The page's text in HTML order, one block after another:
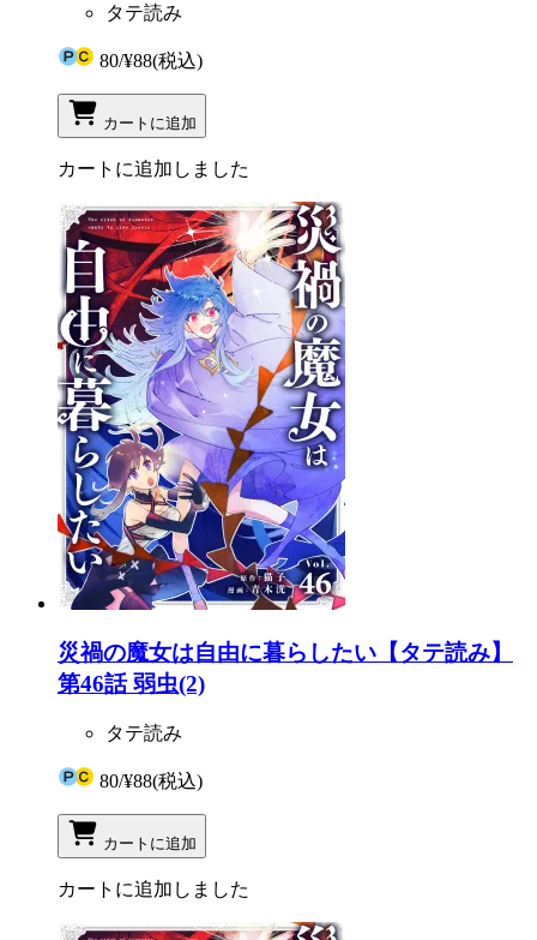
タテ読み
80/¥88(税込)
カートに追加
カートに追加しました
災禍の魔女は自由に暮らしたい【タテ読み】
第46話 弱虫(2)
タテ読み
80/¥88(税込)
カートに追加
カートに追加しました